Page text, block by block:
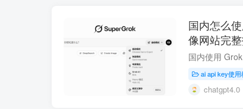
国内怎么
像网站完
ai api key使用
chatgpt4.0